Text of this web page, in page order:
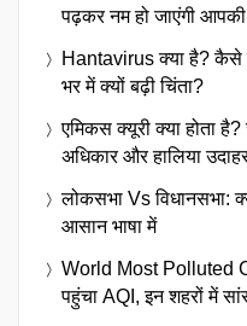
पढ़कर नम हो जाएंगी
Hantavirus क्या है? कैसे
भर में क्यों बढ़ी चिंता?
एमिकस क्यूरी क्या होता है?
अधिकार और हालिया
लोकसभा Vs विधानसभा:
आसान भाषा में
World Most Polluted
पहुंचा AQI, इन शहरों में